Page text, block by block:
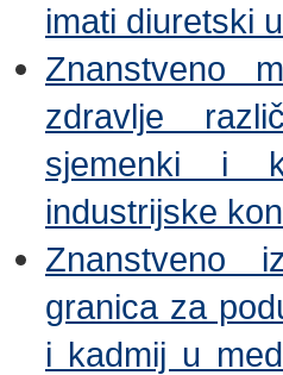
imati diuretski
Znanstveno
zdravlje
sjemenki i
industrijske
Znanstveno
granica za
i kadmij u